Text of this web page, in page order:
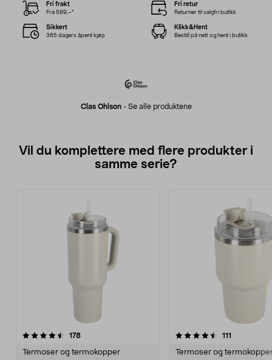
Clas Ohlson- Se alle produktene
Fri frakt
Fra 599,–*
Fri retur
Returner til valgfri butikk
Sikkert
365 dagers åpent kjøp
Klikk&Hent
Bestill på nett og hent i butikk
Vil du komplettere med flere produkter i
samme serie?
178anmeldelser
Termoser og termokopper
4.5av 5 stjerner 111
Termoser og
4.5av 5 stjerner